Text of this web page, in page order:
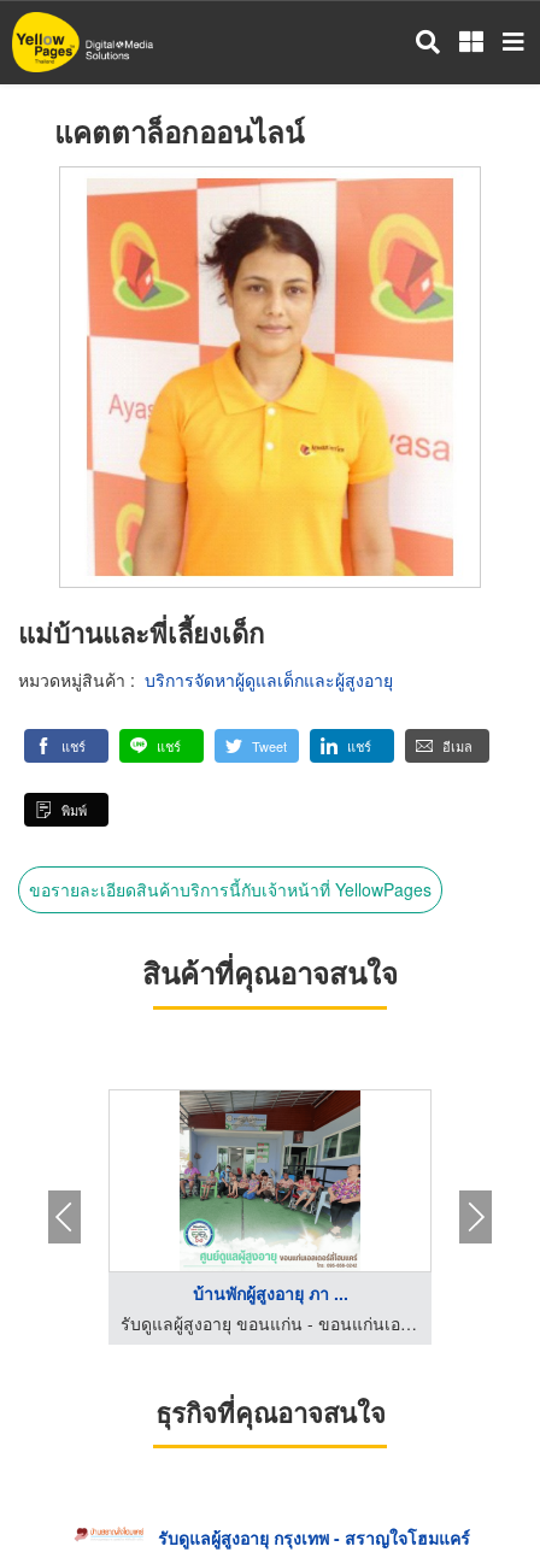
ข้าม
ไป
แคตตาล็อกออนไลน์
แม่บ้านและพี่เลี้ยงเด็ก
หมวดหมู่สินค้า : บริการจัดหาผู้ดูแลเด็กและผู้สูงอายุ
แชร์ แชร์ Tweet แชร์ อีเมล
พิมพ์
ขอรายละเอียดสินค้าบริการนี้กับเจ้าหน้าที่ YellowPages
สินค้าที่คุณอาจสนใจ
บ้านพักผู้สูงอายุ ภา ...
รับดูแลผู้สูงอายุ ขอนแก่น - ขอนแก่นเอลเดอร์ลี่โฮมแคร์
ธุรกิจที่คุณอาจสนใจ
รับดูแลผู้สูงอายุ กรุงเทพ - สราญใจโฮมแคร์